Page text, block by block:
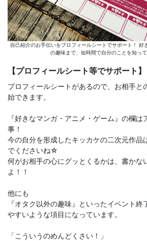
自己紹介のお手伝いをプロフィールシートでサポート！ 好
の趣味まで、短時間で自分のことを知って
【プロフィールシート等でサポート】
プロフィールシートがあるので、お相手と
始できます。
『好きなマンガ・アニメ・ゲーム』の欄
事！
今の自分を形成したキッカケの二次元作品
でくださいね☆
何がお相手の心にグッとくるかは、書かな
よ！！
他にも
『オタク以外の趣味』といったイベント終
やすいような項目になっています。
「こういうのめんどくさい！」